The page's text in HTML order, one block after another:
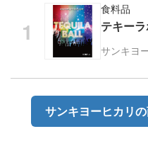
食料品
テキー
サンキヨ
サンキヨーヒカリ